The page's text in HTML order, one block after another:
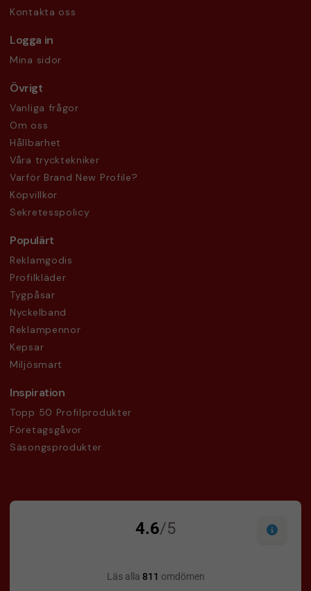
Kontakta oss
Logga in
Mina sidor
Övrigt
Vanliga frågor
Om oss
Hållbarhet
Våra trycktekniker
Varför Brand New Profile?
Köpvillkor
Sekretesspolicy
Populärt
Reklamgodis
Profilkläder
Tygpåsar
Nyckelband
Reklampennor
Kepsar
Miljösmart
Inspiration
Topp 50 Profilprodukter
Företagsgåvor
Säsongsprodukter